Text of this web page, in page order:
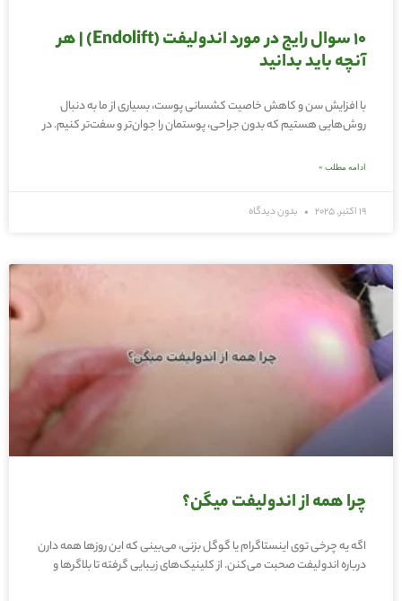
10 سوال رایج در مورد اندولیفت (Endolift) | هر
آنچه باید بدانید
با افزایش سن و کاهش خاصیت کشسانی پوست، بسیاری از ما به دنبال
روش‌هایی هستیم که بدون جراحی، پوستمان را جوان‌تر و سفت‌تر کنیم. در
ادامه مطلب »
19 اکتبر, 2025 بدون دیدگاه
چرا همه از اندولیفت میگن؟
اگه یه چرخی توی اینستاگرام یا گوگل بزنی، می‌بینی که این روزها همه دارن
درباره اندولیفت صحبت می‌کنن. از کلینیک‌های زیبایی گرفته تا بلاگرها و